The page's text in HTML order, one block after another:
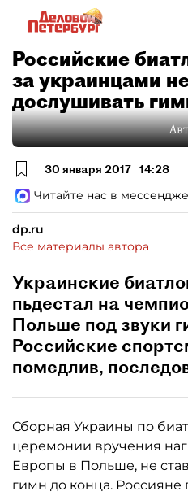
Российские
за украинцами
дослушивать
30 января 2017 14:28
Читайте нас в
dp.ru
Все материалы автора
Украинские
пьдестал на
Польше под звуки
Российские
помедлив,
Сборная Украины по
церемонии вручения
Европы в Польше, не
гимн до конца. Россияне